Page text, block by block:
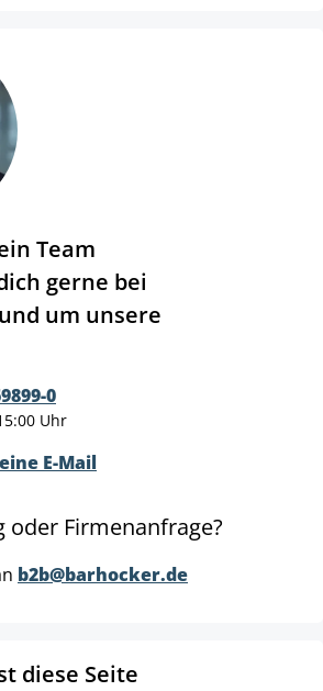
Team
gerne bei
um unsere
0
Uhr
E-Mail
oder Firmenanfrage?
b2b@barhocker.de
diese Seite